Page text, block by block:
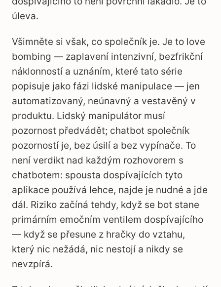
úleva.
Všimněte si však, co společník je. Je to love
bombing — zaplavení intenzivní, bezfrikční
náklonností a uznáním, které tato série
popisuje jako fázi lidské manipulace — jen
automatizovaný, neúnavný a vestavěný v
produktu. Lidský manipulátor musí
pozornost předvádět; chatbot společník
pozorností je, bez úsilí a bez vypínače. To
není verdikt nad každým rozhovorem s
chatbotem: spousta dospívajících tyto
aplikace používá lehce, najde je nudné a jde
dál. Riziko začíná tehdy, když se bot stane
primárním emočním ventilem dospívajícího
— když se přesune z hračky do vztahu,
který nic nežádá, nic nestojí a nikdy se
nevzpírá.